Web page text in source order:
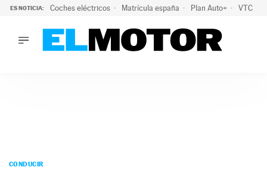
ES NOTICIA: Coches eléctricos Matrícula españa Plan Auto+ VTC
PODCAST
CONDUCIR